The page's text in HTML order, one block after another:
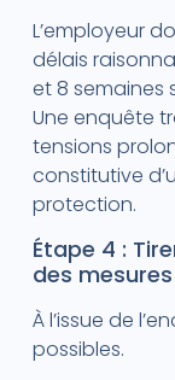
L’employeur
délais
et 8 semaines
Une enquête
tensions
constitutive
protection.
Étape 4 :
des mesures
À l’issue de
possibles.